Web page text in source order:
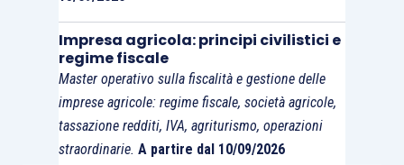
Impresa agricola: principi civilistici e
regime fiscale
Master operativo sulla fiscalità e gestione delle
imprese agricole: regime fiscale, società agricole,
tassazione redditi, IVA, agriturismo, operazioni
straordinarie. A partire dal 10/09/2026